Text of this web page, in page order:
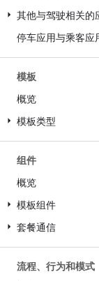
其他与驾驶相关的
停车应用与乘客应
模板
概览
模板类型
组件
概览
模板组件
套餐通信
流程、行为和模式